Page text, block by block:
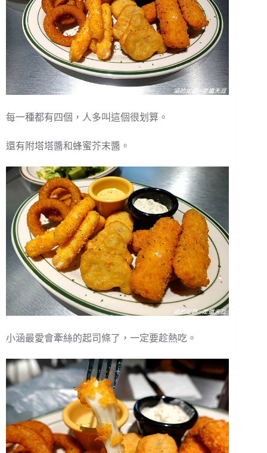
每一種都有四個，人多叫這個很划算。
還有附塔塔醬和蜂蜜芥末醬。
小涵最愛會牽絲的起司條了，一定要趁熱吃。